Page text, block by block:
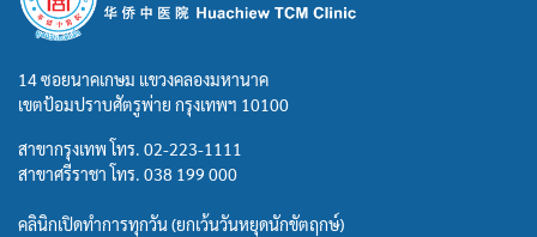
14 ซอยนาคเกษม แขวงคลองมหานาค
เขตป้อมปราบศัตรูพ่าย กรุงเทพฯ 10100
สาขากรุงเทพ โทร. 02-223-1111
สาขาศรีราชา โทร. 038 199 000
คลินิกเปิดทำการทุกวัน (ยกเว้นวันหยุดนักขัตฤกษ์)